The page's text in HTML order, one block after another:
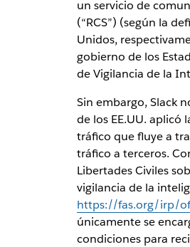
un servicio de
(“RCS”) (según la
Unidos,
gobierno de los
de Vigilancia de la
Sin embargo, Slack
de los EE.UU. aplicó
tráfico que fluye a
tráfico a terceros.
Libertades Civiles
vigilancia de la
https://fas.org/irp/
únicamente se
condiciones para